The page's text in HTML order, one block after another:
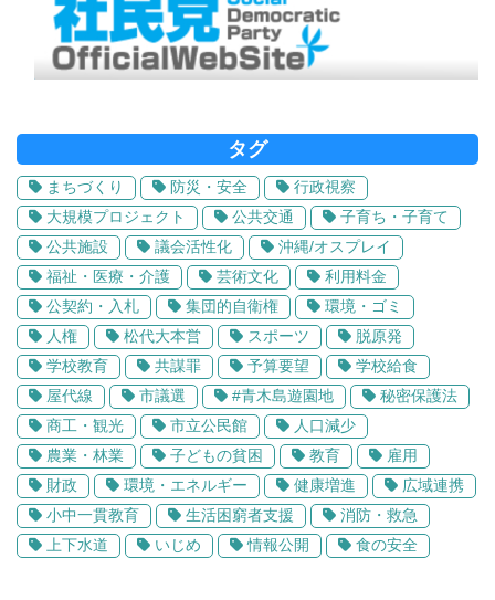
タグ
まちづくり 防災・安全
行政視察
大規模プロジェクト
公共交通
子育ち・子育て
公共施設
議会活性化
沖縄/オスプレイ
福祉・医療・介護
芸術文化
利用料金
公契約・入札
集団的自衛権
環境・ゴミ
人権
松代大本営 スポーツ
脱原発
学校教育
共謀罪 予算要望
学校給食
屋代線
市議選 #青木島遊園地
秘密保護法
商工・観光
市立公民館
人口減少
農業・林業
子どもの貧困 教育
雇用
財政
環境・エネルギー 健康増進
広域連携
小中一貫教育
生活困窮者支援
消防・救急
上下水道
いじめ 情報公開 食の安全